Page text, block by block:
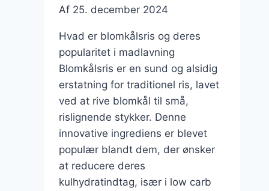
Af 25. december 2024
Hvad er blomkålsris og deres
popularitet i madlavning
Blomkålsris er en sund og alsidig
erstatning for traditionel ris, lavet
ved at rive blomkål til små,
rislignende stykker. Denne
innovative ingrediens er blevet
populær blandt dem, der ønsker
at reducere deres
kulhydratindtag, især i low carb